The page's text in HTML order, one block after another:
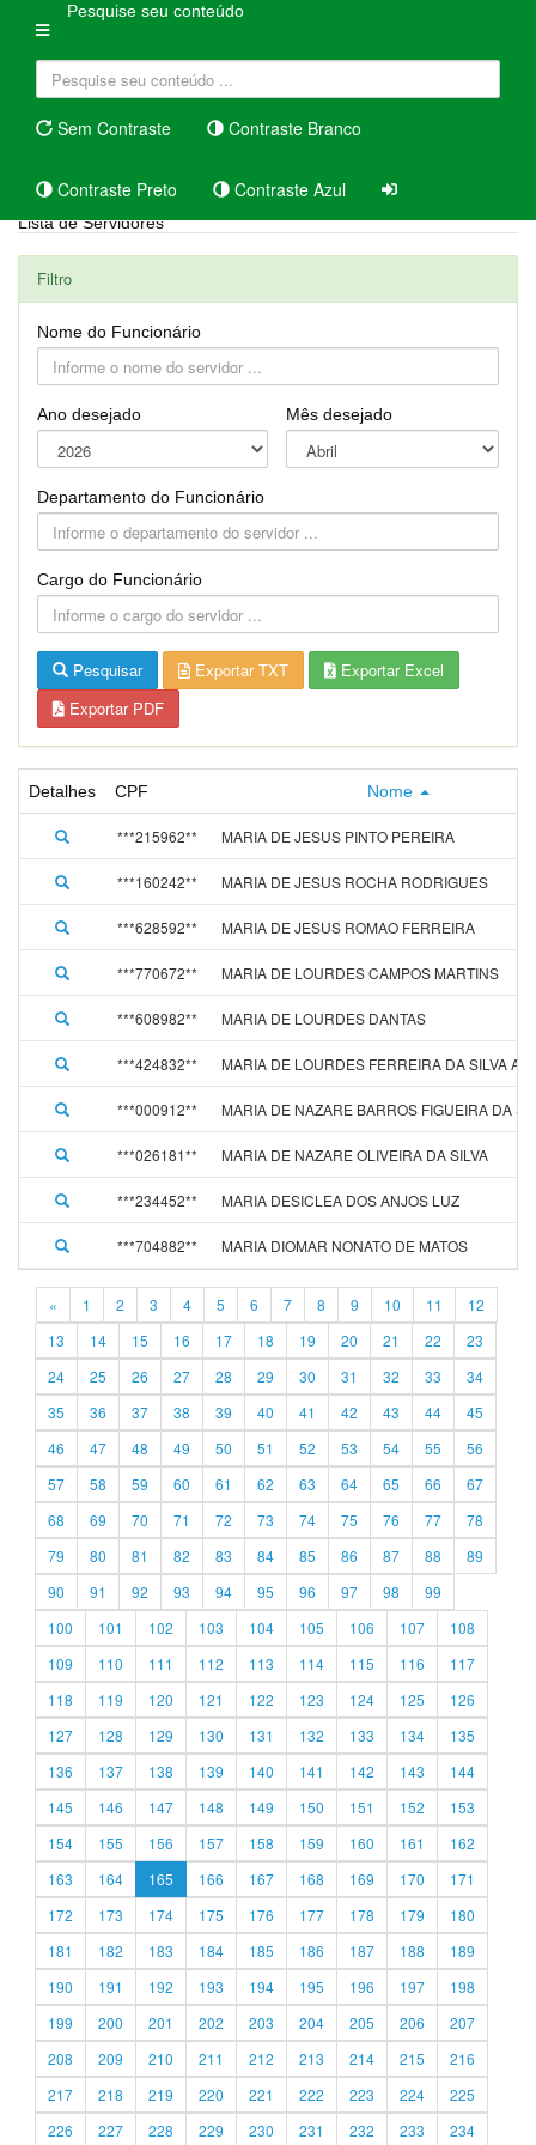
Pesquise seu conteúdo
Sem Contraste Contraste Branco
Contraste Preto Contraste Azul
Lista de Servidores
Filtro
Nome do Funcionário
Ano desejado Mês desejado
Departamento do Funcionário
Cargo do Funcionário
Pesquisar Exportar TXT
Exportar Excel
Exportar PDF
Detalhes CPF Nome
***215962** MARIA DE JESUS PINTO PEREIRA
***160242** MARIA DE JESUS ROCHA RODRIGUES
***628592** MARIA DE JESUS ROMAO FERREIRA
***770672** MARIA DE LOURDES CAMPOS MARTINS
***608982** MARIA DE LOURDES DANTAS
***424832** MARIA DE LOURDES FERREIRA DA SILVA
***000912** MARIA DE NAZARE BARROS FIGUEIRA DA
***026181** MARIA DE NAZARE OLIVEIRA DA SILVA
***234452** MARIA DESICLEA DOS ANJOS LUZ
***704882** MARIA DIOMAR NONATO DE MATOS
« 1 2 3 4 5 6 7 8 9 10 11
12
13
14 15 16 17 18 19 20 21 22
23
24
25 26 27 28 29 30 31 32 33
34
35
36 37 38 39 40 41 42 43 44
45
46
47 48 49 50 51 52 53 54 55
56
57
58 59 60 61 62 63 64 65 66
67
68
69 70 71 72 73 74 75 76 77
78
79
80 81 82 83 84 85 86 87 88
89
90
91 92 93 94 95 96 97 98
99
100
101 102 103 104 105 106 107
108
109
110 111 112 113 114 115 116
117
118
119 120 121 122 123 124 125
126
127
128 129 130 131 132 133 134
135
136
137 138 139 140 141 142 143
144
145
146 147 148 149 150 151 152
153
154
155 156 157 158 159 160 161
162
163
164 165 166 167 168 169 170
171
172
173 174 175 176 177 178 179
180
181
182 183 184 185 186 187 188
189
190
191 192 193 194 195 196 197
198
199
200 201 202 203 204 205 206
207
208
209 210 211 212 213 214 215
216
217
218 219 220 221 222 223 224
225
226
227 228 229 230 231 232 233 234